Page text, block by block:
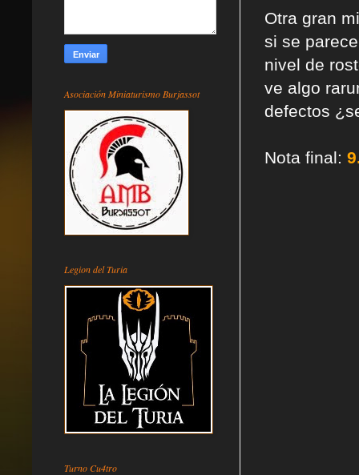
Otra gran
si se
nivel de
ve algo
defectos
Nota final:
Asociación Miniaturismo Burjassot
Legion del Turia
Turno Cu4tro